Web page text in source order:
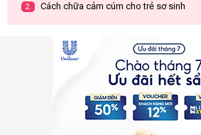
2. Cách chữa cảm cúm cho trẻ sơ sinh